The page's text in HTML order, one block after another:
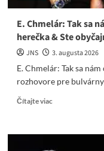
peniaze?
E. Chmelár: Tak sa
herečka & Ste
JNS
3. augusta 2026
E. Chmelár: Tak sa
rozhovore pre
Čítajte viacRead
E.